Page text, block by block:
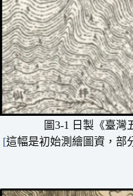
圖3-1 日製《臺灣
[這幅是初始測繪圖資，部